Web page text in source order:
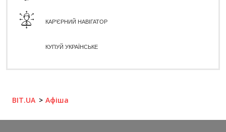
КАР'ЄРНИЙ НАВІГАТОР
КУПУЙ УКРАЇНСЬКЕ
BIT.UA Афіша